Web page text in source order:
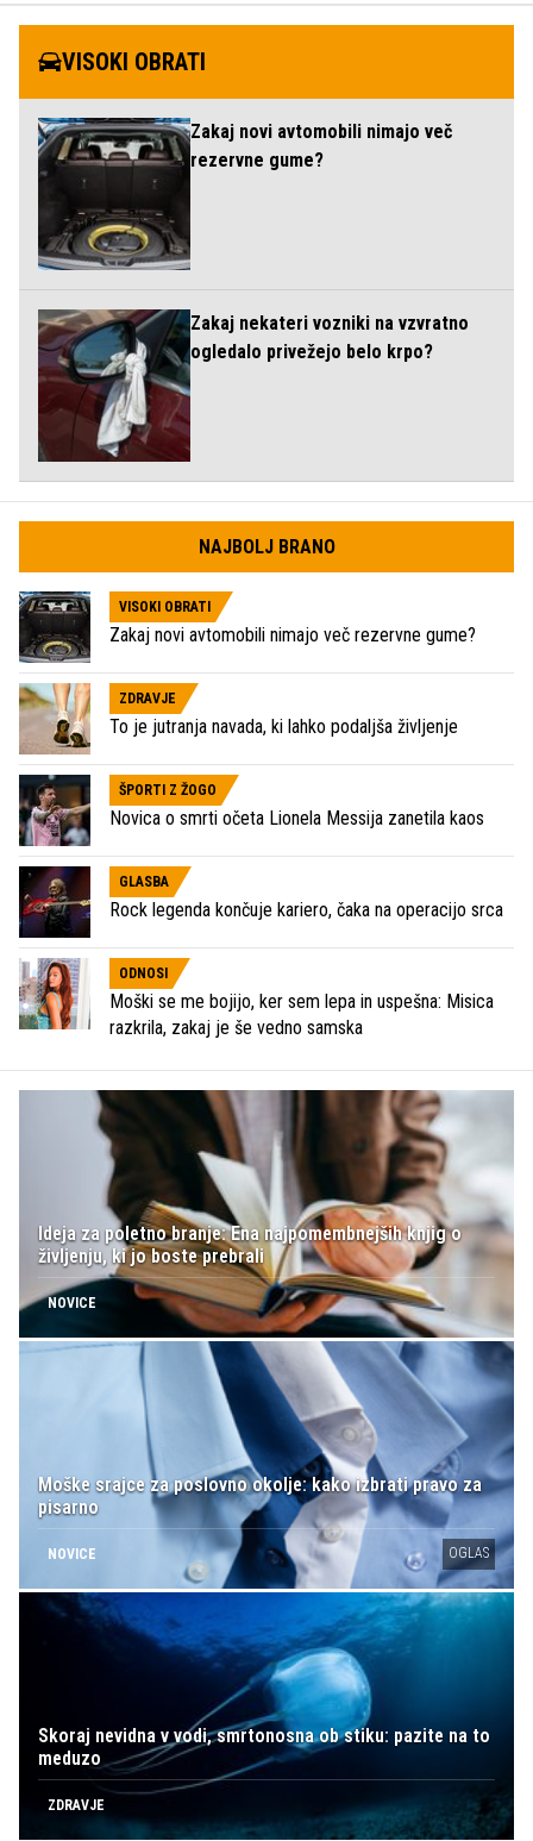
VISOKI OBRATI
Zakaj novi avtomobili nimajo več
rezervne gume?
Zakaj nekateri vozniki na vzvratno
ogledalo privežejo belo krpo?
NAJBOLJ BRANO
VISOKI OBRATI
Zakaj novi avtomobili nimajo več rezervne gume?
ZDRAVJE
To je jutranja navada, ki lahko podaljša življenje
ŠPORTI Z ŽOGO
Novica o smrti očeta Lionela Messija zanetila kaos
GLASBA
Rock legenda končuje kariero, čaka na operacijo srca
ODNOSI
Moški se me bojijo, ker sem lepa in uspešna: Misica
razkrila, zakaj je še vedno samska
Ideja za poletno branje: Ena najpomembnejših knjig o
življenju, ki jo boste prebrali
NOVICE
Moške srajce za poslovno okolje: kako izbrati pravo za
pisarno
NOVICE OGLAS
Skoraj nevidna v vodi, smrtonosna ob stiku: pazite na to
meduzo
ZDRAVJE